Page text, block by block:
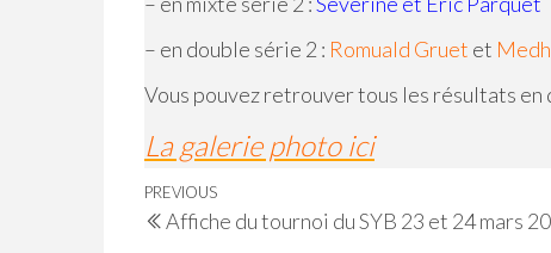
– en double série 2 : Romuald Gruet et
Vous pouvez retrouver tous les résultats
La galerie photo ici
Navigation
de
Previous
Post
PREVIOUS
Affiche du tournoi du SYB 23 et 24 mars